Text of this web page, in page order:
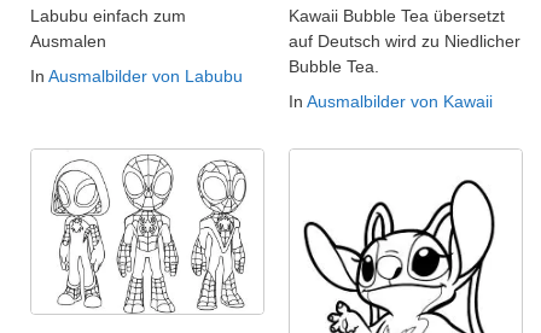
Labubu einfach zum
Ausmalen
In Ausmalbilder von Labubu
Kawaii Bubble Tea übersetzt
auf Deutsch wird zu Niedlicher
Bubble Tea.
In Ausmalbilder von Kawaii